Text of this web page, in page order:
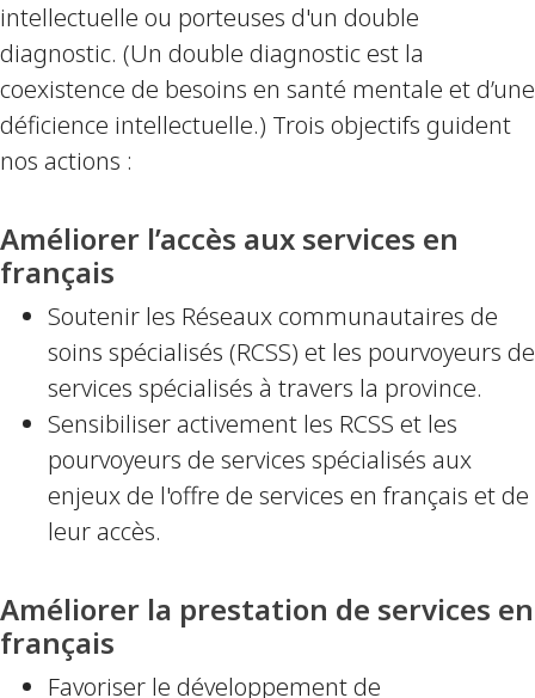
intellectuelle ou porteuses d'un double
diagnostic. (Un double diagnostic est la
coexistence de besoins en santé mentale et d’une
déficience intellectuelle.) Trois objectifs guident
nos actions :
Améliorer l’accès aux services en
français
Soutenir les Réseaux communautaires de
soins spécialisés (RCSS) et les pourvoyeurs de
services spécialisés à travers la province.
Sensibiliser activement les RCSS et les
pourvoyeurs de services spécialisés aux
enjeux de l'offre de services en français et de
leur accès.
Améliorer la prestation de services en
français
Favoriser le développement de